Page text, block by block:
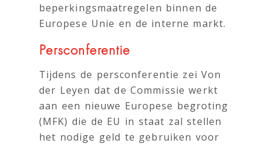
beperkingsmaatregelen binnen de
Europese Unie en de interne markt.
Persconferentie
Tijdens de persconferentie zei Von
der Leyen dat de Commissie werkt
aan een nieuwe Europese begroting
(MFK) die de EU in staat zal stellen
het nodige geld te gebruiken voor